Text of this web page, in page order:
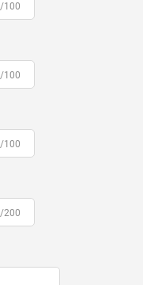
100
100
100
200